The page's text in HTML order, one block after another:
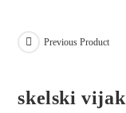
Previous Product
skelski